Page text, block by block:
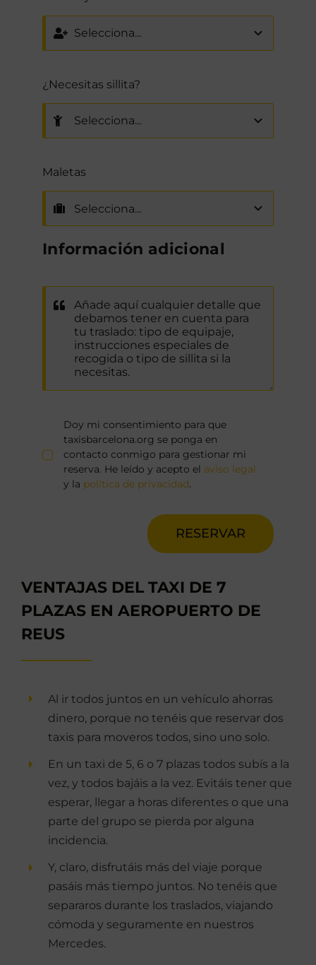
¿Necesitas sillita?
Maletas
Información adicional
Doy mi consentimiento para que
taxisbarcelona.org se ponga en
contacto conmigo para gestionar mi
reserva. He leído y acepto el aviso legal
y la política de privacidad.
RESERVAR
VENTAJAS DEL TAXI DE 7
PLAZAS EN AEROPUERTO DE
REUS
Al ir todos juntos en un vehículo ahorras
dinero, porque no tenéis que reservar dos
taxis para moveros todos, sino uno solo.
En un taxi de 5, 6 o 7 plazas todos subís a la
vez, y todos bajáis a la vez. Evitáis tener que
esperar, llegar a horas diferentes o que una
parte del grupo se pierda por alguna
incidencia.
Y, claro, disfrutáis más del viaje porque
pasáis más tiempo juntos. No tenéis que
separaros durante los traslados, viajando
cómoda y seguramente en nuestros
Mercedes.